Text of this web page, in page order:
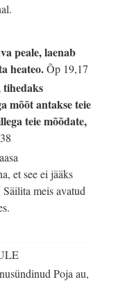
peale, laenab
heateo.Õp 19,17
tihedaks
mõõt antakse teie
teie mõõdate,
et see ei jääks
meis avatud
Poja au,